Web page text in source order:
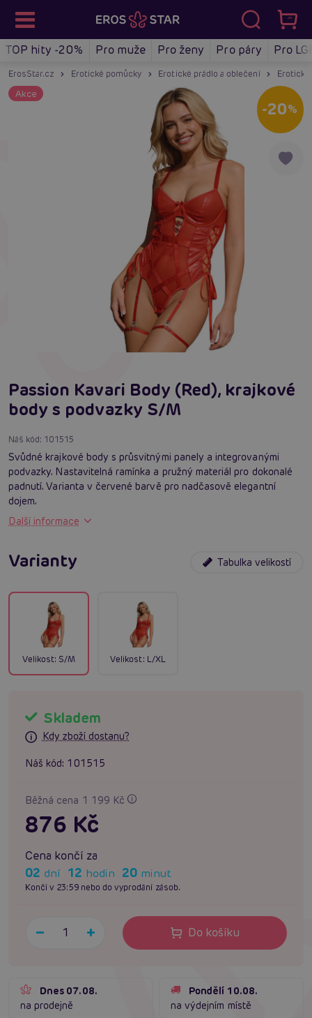
TOP hity -20% Pro muže Pro ženy Pro páry Pro
ErosStar.cz Erotické pomůcky Erotické prádlo a oblečení Erotické
Akce
-20%
Passion Kavari Body (Red), krajkové
body s podvazky S/M
Náš kód: 101515
Svůdné krajkové body s průsvitnými panely a integrovanými
podvazky. Nastavitelná ramínka a pružný materiál pro dokonalé
padnutí. Varianta v červené barvě pro nadčasově elegantní
dojem.
Další informace
Varianty Tabulka velikostí
Velikost: S/M Velikost: L/XL
Skladem
Kdy zboží dostanu?
Náš kód: 101515
Běžná cena 1 199 Kč
876 Kč
Cena končí za
02 dní 12 hodin 20 minut
Končí v 23:59 nebo do vyprodání zásob.
Do košíku
Dnes 07.08.
na prodejně
Pondělí 10.08.
na výdejním místě